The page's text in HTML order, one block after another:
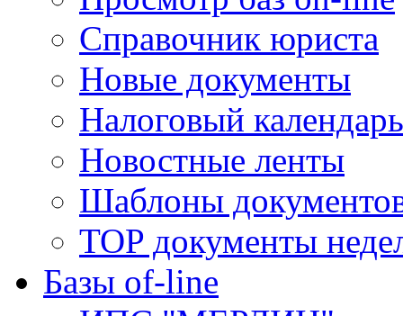
Справочник юриста
Новые документы
Налоговый календарь
Новостные ленты
Шаблоны
TOP документы
Базы of-line